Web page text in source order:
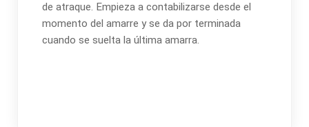
de atraque. Empieza a contabilizarse desde el
momento del amarre y se da por terminada
cuando se suelta la última amarra.